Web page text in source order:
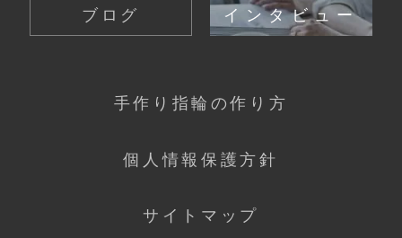
ブログ インタビュー
手作り指輪の作り方
個人情報保護方針
サイトマップ